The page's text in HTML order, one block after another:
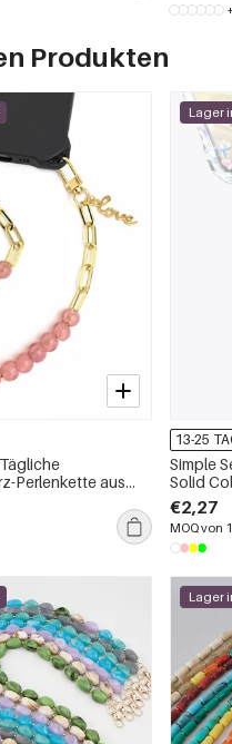
Produkten
Perlenkette aus
Perlen
Lager
13-25
Simple
Solid
Phone
€2,27
MOQ von
Lager